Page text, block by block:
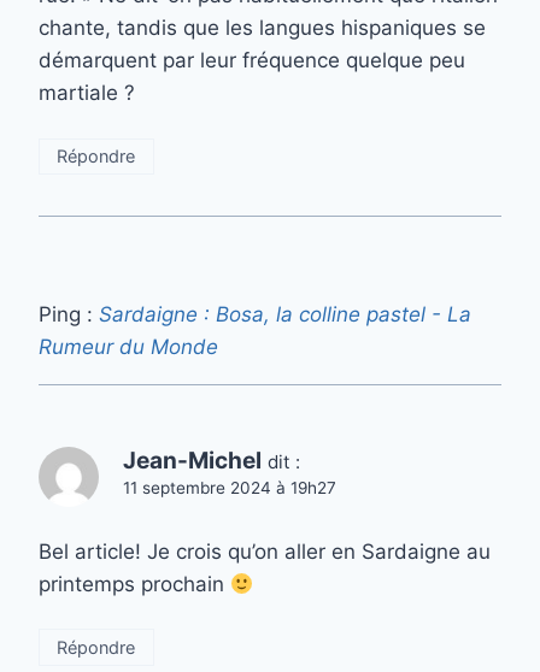
chante, tandis que les langues hispaniques se
démarquent par leur fréquence quelque peu
martiale ?
Répondre
Ping : Sardaigne : Bosa, la colline pastel - La
Rumeur du Monde
Jean-Michel dit :
11 septembre 2024 à 19h27
Bel article! Je crois qu’on aller en Sardaigne au
printemps prochain
Répondre